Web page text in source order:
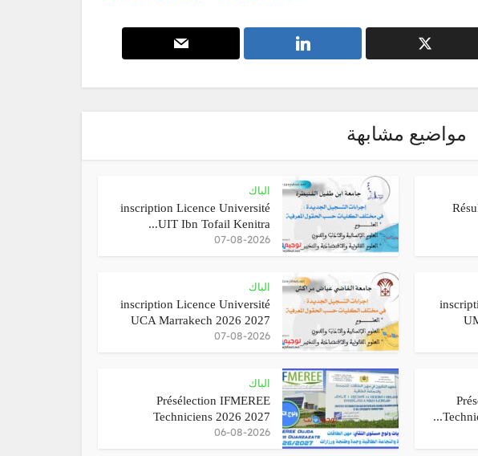
مواضيع مشابهة
الباك
inscription Licence Université
UIT Ibn Tofail Kenitra...
07-08-2026
الباك
inscription Licence Université
UCA Marrakech 2026 2027
07-08-2026
الباك
Présélection IFMEREE
Techniciens 2026 2027
06-08-2026